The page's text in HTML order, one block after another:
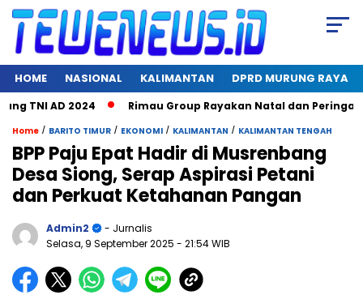
HOME NASIONAL KALIMANTAN DPRD MURUNG RAYA
AD 2024 Rimau Group Rayakan Natal dan Peringati
Home / BARITO TIMUR / EKONOMI / KALIMANTAN / KALIMANTAN TENGAH
BPP Paju Epat Hadir di Musrenbang
Desa Siong, Serap Aspirasi Petani
dan Perkuat Ketahanan Pangan
Admin2
- Jurnalis
Selasa, 9 September 2025 - 21:54 WIB